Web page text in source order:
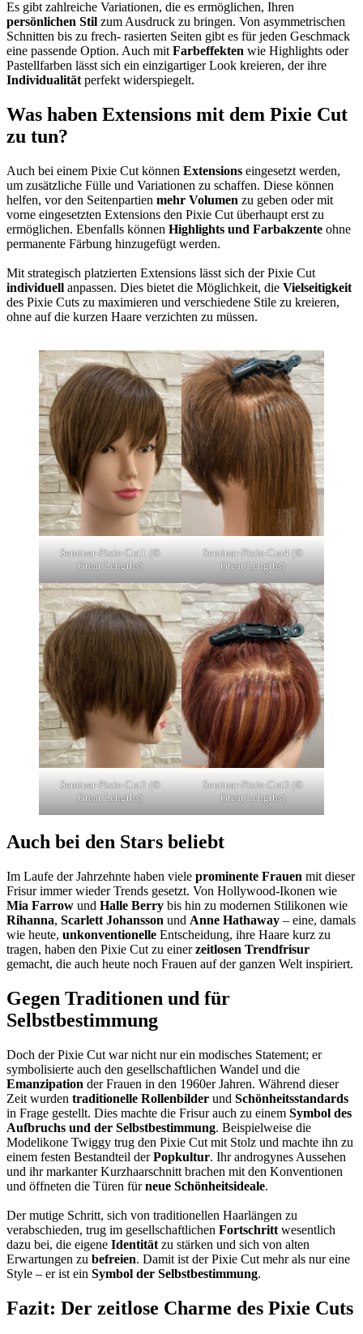
Es gibt zahlreiche Variationen, die es ermöglichen, Ihren
persönlichen Stil zum Ausdruck zu bringen. Von asymmetrischen
Schnitten bis zu frech- rasierten Seiten gibt es für jeden Geschmack
eine passende Option. Auch mitFarbeffekten wie Highlights oder
Pastellfarben lässt sich ein einzigartiger Look kreieren, der ihre
Individualitätperfekt widerspiegelt.
Was haben Extensions mit dem Pixie Cut
zu tun?
Auch bei einem Pixie Cut können Extensions eingesetzt werden,
um zusätzliche Fülle und Variationen zu schaffen. Diese können
helfen, vor den Seitenpartien mehr Volumen zu geben oder mit
vorne eingesetzten Extensions den Pixie Cut überhaupt erst zu
ermöglichen. Ebenfalls können Highlights und Farbakzente ohne
permanente Färbung hinzugefügt werden.
Mit strategisch platzierten Extensions lässt sich der Pixie Cut
individuell anpassen. Dies bietet die Möglichkeit, die Vielseitigkeit
des Pixie Cuts zu maximieren und verschiedene Stile zu kreieren,
ohne auf die kurzen Haare verzichten zu müssen.
Seminar-Pixie-Cut1 (©
Great Lengths)
Seminar-Pixie-Cut4 (©
Great Lengths)
Seminar-Pixie-Cut2 (©
Great Lengths)
Seminar-Pixie-Cut3 (©
Great Lengths)
Auch bei den Stars beliebt
Im Laufe der Jahrzehnte haben viele prominente Frauen mit dieser
Frisur immer wieder Trends gesetzt. Von Hollywood-Ikonen wie
Mia Farrow und Halle Berry bis hin zu modernen Stilikonen wie
Rihanna, Scarlett Johansson und Anne Hathaway – eine, damals
wie heute, unkonventionelle Entscheidung, ihre Haare kurz zu
tragen, haben den Pixie Cut zu einerzeitlosen Trendfrisur
gemacht, die auch heute noch Frauen auf der ganzen Welt inspiriert.
Gegen Traditionen und für
Selbstbestimmung
Doch der Pixie Cut war nicht nur ein modisches Statement; er
symbolisierte auch den gesellschaftlichen Wandel und die
Emanzipation der Frauen in den 1960er Jahren. Während dieser
Zeit wurden traditionelle Rollenbilder und Schönheitsstandards
in Frage gestellt. Dies machte die Frisur auch zu einem Symbol des
Aufbruchs und der Selbstbestimmung. Beispielweise die
Modelikone Twiggy trug den Pixie Cut mit Stolz und machte ihn zu
einem festen Bestandteil derPopkultur. Ihr androgynes Aussehen
und ihr markanter Kurzhaarschnitt brachen mit den Konventionen
und öffneten die Türen fürneue Schönheitsideale.
Der mutige Schritt, sich von traditionellen Haarlängen zu
verabschieden, trug im gesellschaftlichen Fortschritt wesentlich
dazu bei, die eigene Identität zu stärken und sich von alten
Erwartungen zu befreien. Damit ist der Pixie Cut mehr als nur eine
Style – er ist ein Symbol der Selbstbestimmung.
Fazit: Der zeitlose Charme des Pixie Cuts